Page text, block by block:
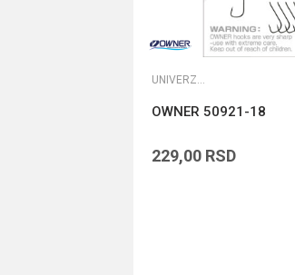
UNIVERZALNE UDICE
OWNER 50921-18
229,00 RSD